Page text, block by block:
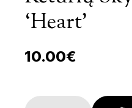
‘Heart’
10.00€
Keturių skyrių keptuvė